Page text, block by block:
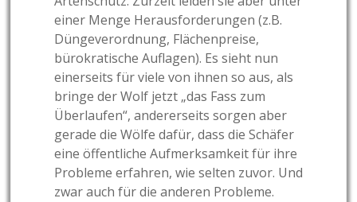
einer Menge Herausforderungen (z.B.
Düngeverordnung, Flächenpreise,
bürokratische Auflagen). Es sieht nun
einerseits für viele von ihnen so aus, als
bringe der Wolf jetzt „das Fass zum
Überlaufen“, andererseits sorgen aber
gerade die Wölfe dafür, dass die Schäfer
eine öffentliche Aufmerksamkeit für ihre
Probleme erfahren, wie selten zuvor. Und
zwar auch für die anderen Probleme.